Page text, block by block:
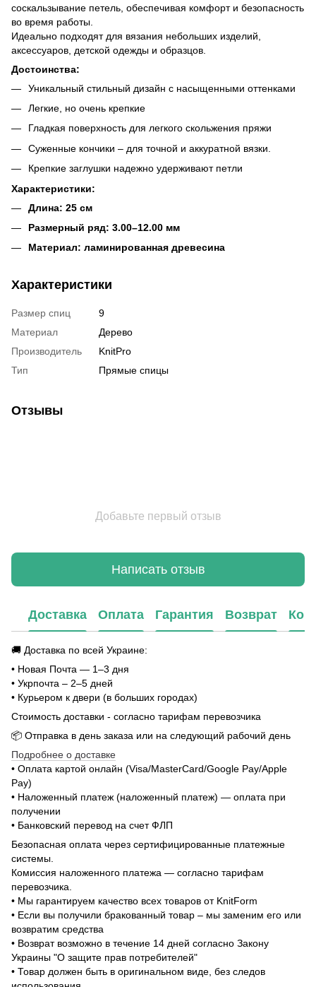
соскальзывание петель, обеспечивая комфорт и безопасность
во время работы.
Идеально подходят для вязания небольших изделий,
аксессуаров, детской одежды и образцов.
Достоинства:
Уникальный стильный дизайн с насыщенными оттенками
Легкие, но очень крепкие
Гладкая поверхность для легкого скольжения пряжи
Суженные кончики – для точной и аккуратной вязки.
Крепкие заглушки надежно удерживают петли
Характеристики:
Длина: 25 см
Размерный ряд: 3.00–12.00 мм
Материал: ламинированная древесина
Характеристики
Размер спиц
9
Материал
Дерево
Производитель
KnitPro
Тип
Прямые спицы
Отзывы
Добавьте первый отзыв
Написать отзыв
Доставка Оплата Гарантия Возврат
🚚 Доставка по всей Украине:
• Новая Почта — 1–3 дня
• Укрпочта – 2–5 дней
• Курьером к двери (в больших городах)
Стоимость доставки - согласно тарифам перевозчика
📦 Отправка в день заказа или на следующий рабочий день
Подробнее о доставке
• Оплата картой онлайн (Visa/MasterCard/Google Pay/Apple
Pay)
• Наложенный платеж (наложенный платеж) — оплата при
получении
• Банковский перевод на счет ФЛП
Безопасная оплата через сертифицированные платежные
системы.
Комиссия наложенного платежа — согласно тарифам
перевозчика.
• Мы гарантируем качество всех товаров от KnitForm
• Если вы получили бракованный товар – мы заменим его или
возвратим средства
• Возврат возможно в течение 14 дней согласно Закону
Украины "О защите прав потребителей"
• Товар должен быть в оригинальном виде, без следов